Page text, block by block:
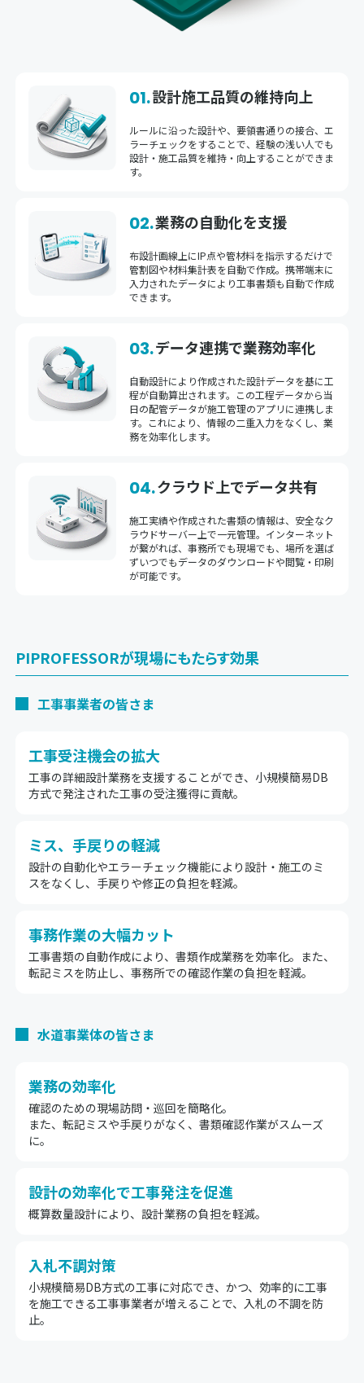
01.設計施工品質の維持向上
ルールに沿った設計や、要領書通りの接合、エ
ラーチェックをすることで、経験の浅い人でも
設計・施工品質を維持・向上することができま
す。
02.業務の自動化を支援
布設計画線上にIP点や管材料を指示するだけで
管割図や材料集計表を自動で作成。携帯端末に
入力されたデータにより工事書類も自動で作成
できます。
03.データ連携で業務効率化
自動設計により作成された設計データを基に工
程が自動算出されます。この工程データから当
日の配管データが施工管理のアプリに連携しま
す。これにより、情報の二重入力をなくし、業
務を効率化します。
04.クラウド上でデータ共有
施工実績や作成された書類の情報は、安全なク
ラウドサーバー上で一元管理。インターネット
が繋がれば、事務所でも現場でも、場所を選ば
ずいつでもデータのダウンロードや閲覧・印刷
が可能です。
PIPROFESSORが現場にもたらす効果
工事事業者の皆さま
工事受注機会の拡大
工事の詳細設計業務を支援することができ、小規模簡易DB
方式で発注された工事の受注獲得に貢献。
ミス、手戻りの軽減
設計の自動化やエラーチェック機能により設計・施工のミ
スをなくし、手戻りや修正の負担を軽減。
事務作業の大幅カット
工事書類の自動作成により、書類作成業務を効率化。また、
転記ミスを防止し、事務所での確認作業の負担を軽減。
水道事業体の皆さま
業務の効率化
確認のための現場訪問・巡回を簡略化。
また、転記ミスや手戻りがなく、書類確認作業がスムーズ
に。
設計の効率化で工事発注を促進
概算数量設計により、設計業務の負担を軽減。
入札不調対策
小規模簡易DB方式の工事に対応でき、かつ、効率的に工事
を施工できる工事事業者が増えることで、入札の不調を防
止。